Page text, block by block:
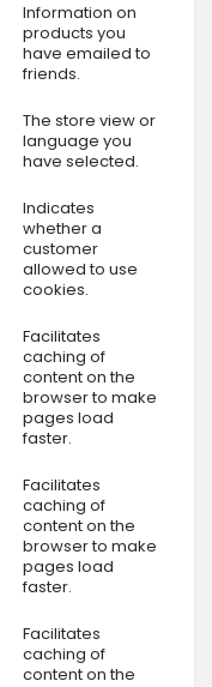
Information on
products you
have emailed to
friends.
The store view or
language you
have selected.
Indicates
whether a
customer
allowed to use
cookies.
Facilitates
caching of
content on the
browser to make
pages load
faster.
Facilitates
caching of
content on the
browser to make
pages load
faster.
Facilitates
caching of
content on the